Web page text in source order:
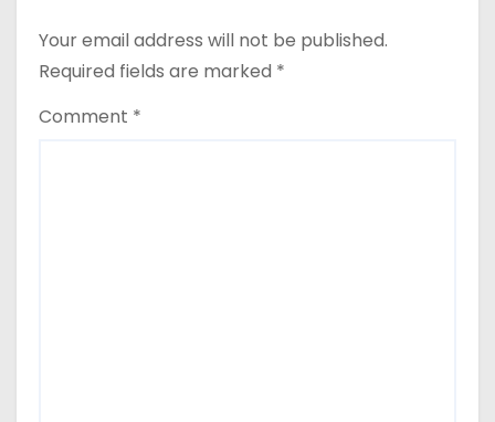
Your email address will not be published.
Required fields are marked *
Comment *